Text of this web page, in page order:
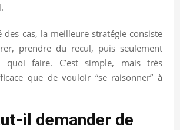
des cas, la meilleure stratégie consiste
prendre du recul, puis seulement
quoi faire. C’est simple, mais très
que de vouloir “se raisonner” à
il demander de